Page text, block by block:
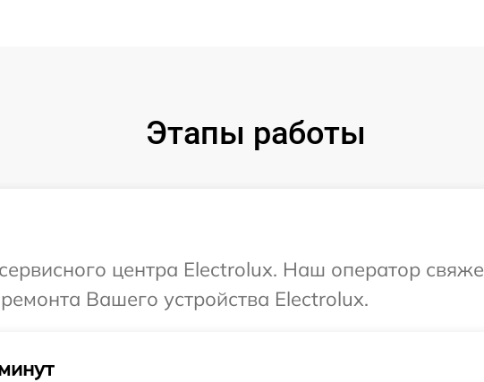
Этапы работы
центра Electrolux. Наш оператор
Вашего устройства Electrolux.